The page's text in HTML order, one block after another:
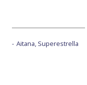
Aitana, Superestrella